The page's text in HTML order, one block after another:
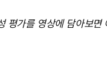
평가를 영상에 담아보